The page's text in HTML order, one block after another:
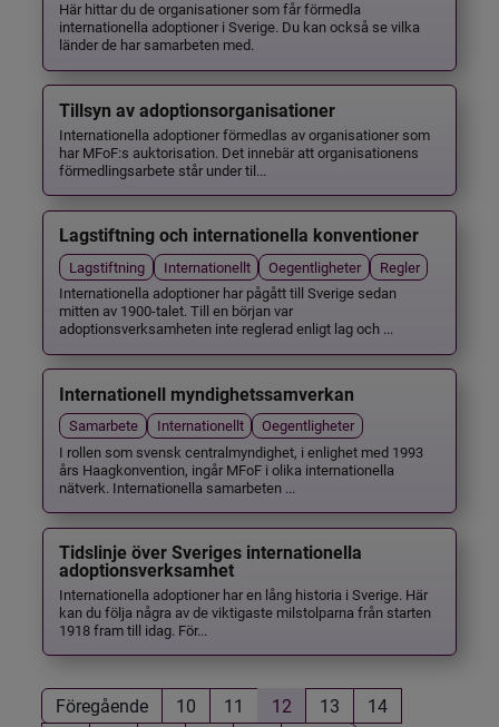
Här hittar du de organisationer som får förmedla
internationella adoptioner i Sverige. Du kan också se vilka
länder de har samarbeten med.
Tillsyn av adoptionsorganisationer
Internationella adoptioner förmedlas av organisationer som
har MFoF:s auktorisation. Det innebär att organisationens
förmedlingsarbete står under til...
Lagstiftning och internationella konventioner
Lagstiftning Internationellt Oegentligheter
Regler
Internationella adoptioner har pågått till Sverige sedan
mitten av 1900-talet. Till en början var
adoptionsverksamheten inte reglerad enligt lag och ...
Internationell myndighetssamverkan
Samarbete Internationellt
Oegentligheter
I rollen som svensk centralmyndighet, i enlighet med 1993
års Haagkonvention, ingår MFoF i olika internationella
nätverk. Internationella samarbeten ...
Tidslinje över Sveriges internationella
adoptionsverksamhet
Internationella adoptioner har en lång historia i Sverige. Här
kan du följa några av de viktigaste milstolparna från starten
1918 fram till idag. För...
Föregående 10 11 12 13
14